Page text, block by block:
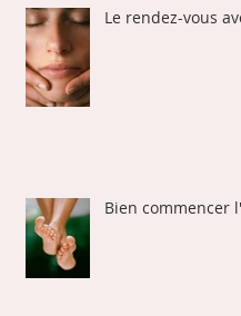
Le rendez-vous
Bien commencer